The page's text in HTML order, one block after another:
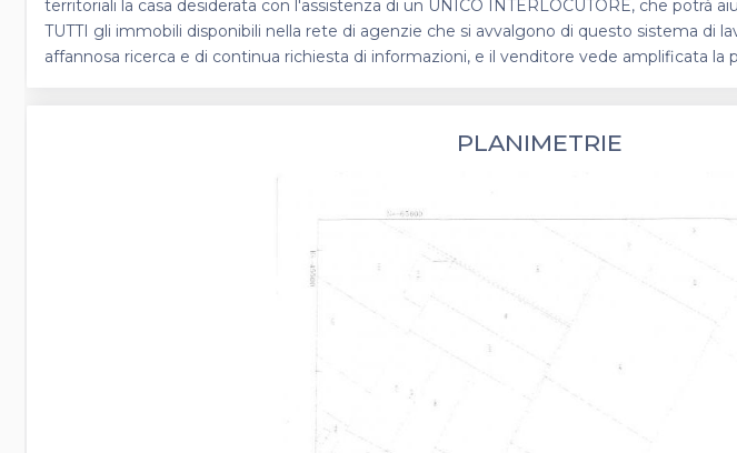
territoriali la casa desiderata con l'assistenza di un UNICO INTERLOCUTORE, che potrà
TUTTI gli immobili disponibili nella rete di agenzie che si avvalgono di questo sistema di
affannosa ricerca e di continua richiesta di informazioni, e il venditore vede amplificata la
PLANIMETRIE